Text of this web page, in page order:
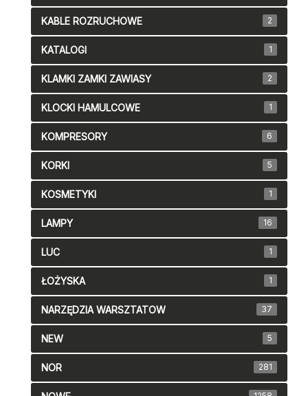
KABLE ROZRUCHOWE 2
KATALOGI 1
KLAMKI ZAMKI ZAWIASY 2
KLOCKI HAMULCOWE 1
KOMPRESORY 6
KORKI 5
KOSMETYKI 1
LAMPY 16
LUC 1
ŁOŻYSKA 1
NARZĘDZIA WARSZTATOW 37
NEW 5
NOR 281